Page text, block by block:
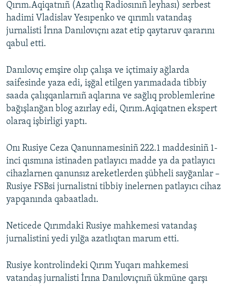
Qırım.Aqiqatnıñ (Azatlıq Radiosınıñ leyhası) serbest
hadimi Vladislav Yesıpenko ve qırımlı vatandaş
jurnalisti İrına Danılovıçnı azat etip qaytaruv qararını
qabul etti.
Danılovıç emşire olıp çalışa ve içtimaiy ağlarda
saifesinde yaza edi, işğal etilgen yarımadada tibbiy
saada çalışqanlarnıñ aqlarına ve sağlıq problemlerine
bağışlanğan blog azırlay edi, Qırım.Aqiqatnen ekspert
olaraq işbirligi yaptı.
Onı Rusiye Ceza Qanunnamesiniñ 222.1 maddesiniñ 1-
inci qısmına istinaden patlayıcı madde ya da patlayıcı
cihazlarnen qanunsız areketlerden şübheli sayğanlar –
Rusiye FSBsi jurnalistni tibbiy inelernen patlayıcı cihaz
yapqanında qabaatladı.
Neticede Qırımdaki Rusiye mahkemesi vatandaş
jurnalistini yedi yılğa azatlıqtan marum etti.
Rusiye kontrolindeki Qırım Yuqarı mahkemesi
vatandaş jurnalisti İrına Danılovıçnıñ ükmüne qarşı